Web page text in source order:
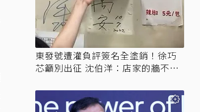
東發號遭灌負評簽名全塗銷！徐巧
芯籲別出征 沈伯洋：店家的牆不需